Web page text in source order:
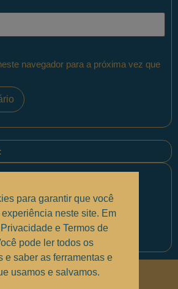
navegador para a próxima vez que
de Privacidade.
para garantir que você
neste site. Em
e Termos de
pode ler todos os
e saber as ferramentas e
usamos e salvamos.